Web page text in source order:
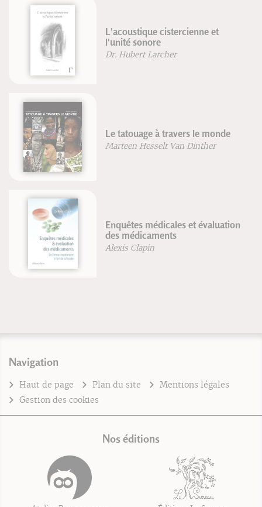
L'acoustique cistercienne et
l'unité sonore
Dr. Hubert Larcher
Le tatouage à travers le monde
Marteen Hesselt Van Dinther
Enquêtes médicales et évaluation
des médicaments
Alexis Clapin
Navigation
Haut de page Plan du site
Mentions légales
Gestion des cookies
Nos éditions